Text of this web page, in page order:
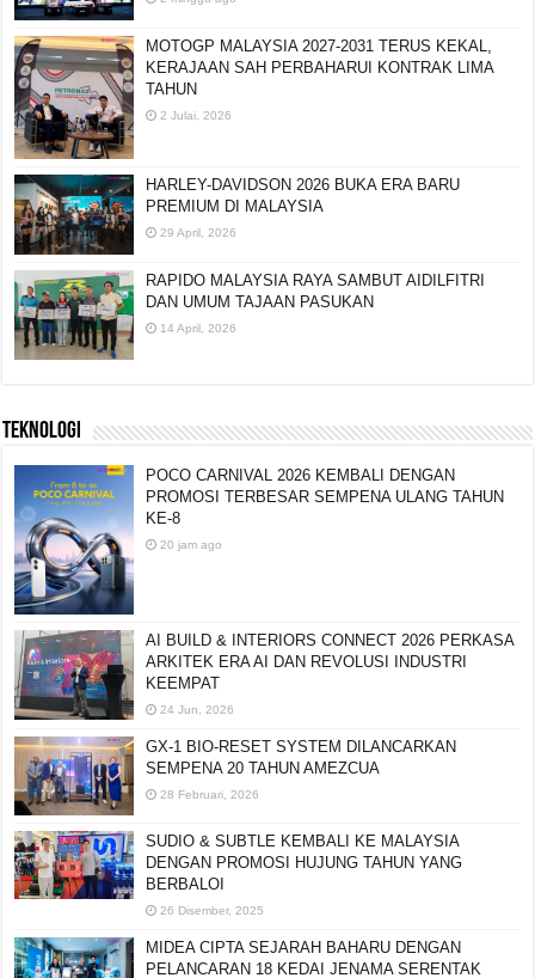
MOTOGP MALAYSIA 2027-2031 TERUS KEKAL,
KERAJAAN SAH PERBAHARUI KONTRAK LIMA
TAHUN
2 Julai, 2026
HARLEY-DAVIDSON 2026 BUKA ERA BARU
PREMIUM DI MALAYSIA
29 April, 2026
RAPIDO MALAYSIA RAYA SAMBUT AIDILFITRI
DAN UMUM TAJAAN PASUKAN
14 April, 2026
TEKNOLOGI
POCO CARNIVAL 2026 KEMBALI DENGAN
PROMOSI TERBESAR SEMPENA ULANG TAHUN
KE-8
20 jam ago
AI BUILD & INTERIORS CONNECT 2026 PERKASA
ARKITEK ERA AI DAN REVOLUSI INDUSTRI
KEEMPAT
24 Jun, 2026
GX-1 BIO-RESET SYSTEM DILANCARKAN
SEMPENA 20 TAHUN AMEZCUA
28 Februari, 2026
SUDIO & SUBTLE KEMBALI KE MALAYSIA
DENGAN PROMOSI HUJUNG TAHUN YANG
BERBALOI
26 Disember, 2025
MIDEA CIPTA SEJARAH BAHARU DENGAN
PELANCARAN 18 KEDAI JENAMA SERENTAK